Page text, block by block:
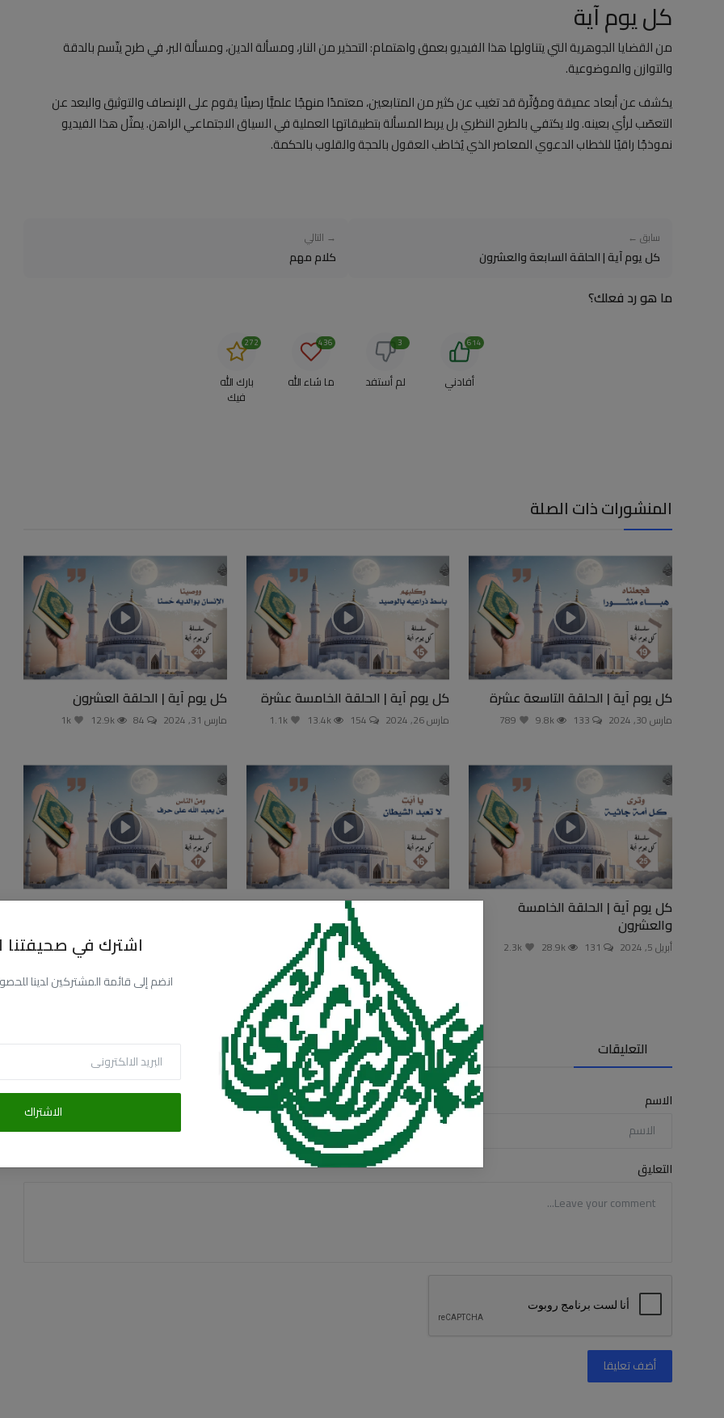
اشترك في صحيفتنا
انضم إلى قائمة المشتركين لدينا
الاشتراك
كل يوم آية
من القضايا الجوهرية التي يتناولها هذا الفيديو بعمق واهتمام: التحذير من النار، ومسألة الدين، ومسألة البر، في طرح يتّسم بالدقة
والتوازن والموضوعية.
يكشف عن أبعاد عميقة ومؤثّرة قد تغيب عن كثير من المتابعين، معتمدًا منهجًا علميًّا رصينًا يقوم على الإنصاف والتوثيق والبعد عن
التعصّب لرأي بعينه. ولا يكتفي بالطرح النظري بل يربط المسألة بتطبيقاتها العملية في السياق الاجتماعي الراهن. يمثّل هذا الفيديو
نموذجًا راقيًا للخطاب الدعوي المعاصر الذي يُخاطب العقول بالحجة والقلوب بالحكمة.
سابق ←
كل يوم آية | الحلقة السابعة والعشرون
→ التالي
كلام مهم
ما هو رد فعلك؟
أفادني
614
لم أستفد
3
ما شاء الله
436
بارك الله
فيك
272
المنشورات ذات الصلة
كل يوم آية | الحلقة التاسعة عشرة
مارس 30, 2024
كل يوم آية | الحلقة الخامسة عشرة
مارس 26, 2024 154
13.4k
كل يوم آية | الحلقة العشرون
مارس 31, 2024 12.9k
1k
كل يوم آية | الحلقة الخامسة
والعشرون
أبريل 5, 2024
كل يوم آية | الحلقة الساسة عشرة
12.8k
كل يوم آية | الحلقة السابعة عشرة
التعليقات
الاسم البريد الالكترونى
التعليق
أضف تعليقا